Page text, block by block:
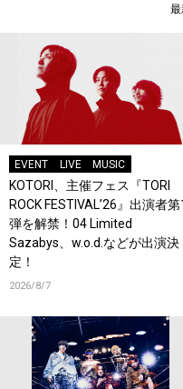
最
EVENT LIVE MUSIC
KOTORI、主催フェス『TORI
ROCK FESTIVAL’26』出演者第
弾を解禁！04 Limited
Sazabys、w.o.d.などが出演決
定！
2026/8/7